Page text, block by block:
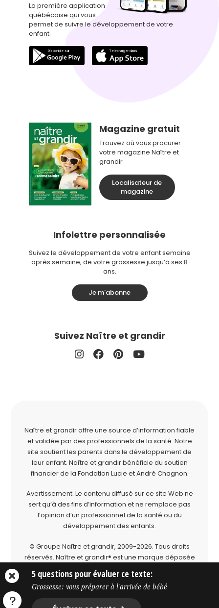
5 questions pour évaluer ce texte:
Grossesse: vous préparer à l'arrivée de bébé
La première application
québécoise qui vous
permet de suivre le développement de votre
enfant.
Magazine gratuit
Trouvez où vous procurer
votre magazine Naître et
grandir
Localisateur de
magazine
Infolettre personnalisée
Suivez le développement de votre enfant semaine
après semaine, de votre grossesse jusqu’à ses 8
ans.
Je m'abonne
Suivez Naître et grandir
Naître et grandir offre une source d’information fiable
et validée par des professionnels de la santé. Notre
site soutient les parents dans le développement de
leur enfant. Naître et grandir bénéficie du soutien
financier de la Fondation Lucie et André Chagnon.
Avertissement. Le contenu diffusé sur ce site Web ne
sert qu’à des fins d’information et ne remplace pas
l’opinion d’un professionnel de la santé ou du
développement des enfants.
© Groupe Naître et grandir, 2009-2026. Tous droits
réservés. Naître et grandir® est une marque déposée
du Groupe Naître et grandir.